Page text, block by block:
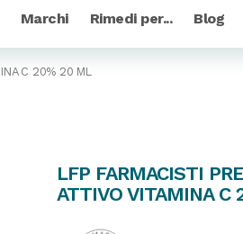
Marchi Rimedi per... Blog
C 20% 20 ML
LFP FARMACISTI
ATTIVO VITAMINA C